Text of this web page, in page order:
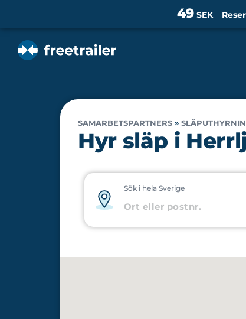
49 SEK
SAMARBETSPARTNERS »
Hyr släp i
Sök i hela Sverige